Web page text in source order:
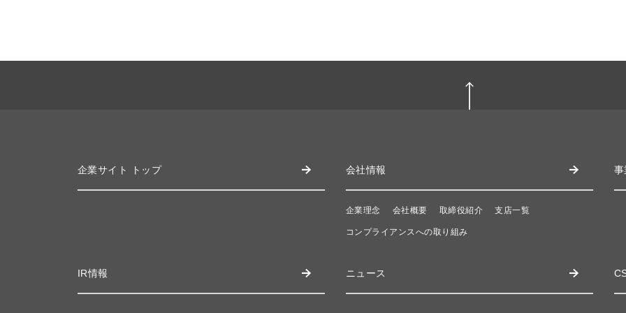
企業サイト トップ 会社情報
企業理念 会社概要 取締役紹介 支店一覧
コンプライアンスへの取り組み
事
IR情報 ニュース